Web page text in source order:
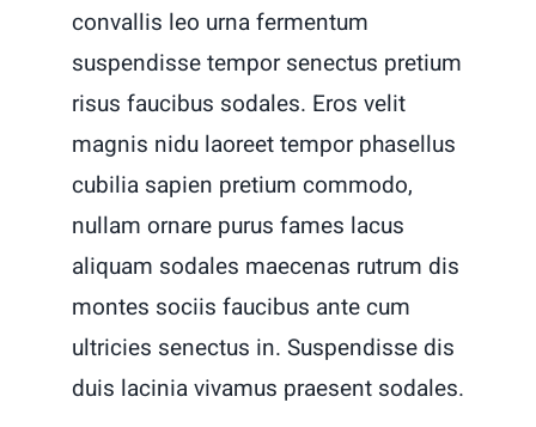
convallis leo urna fermentum
suspendisse tempor senectus pretium
risus faucibus sodales. Eros velit
magnis nidu laoreet tempor phasellus
cubilia sapien pretium commodo,
nullam ornare purus fames lacus
aliquam sodales maecenas rutrum dis
montes sociis faucibus ante cum
ultricies senectus in. Suspendisse dis
duis lacinia vivamus praesent sodales.